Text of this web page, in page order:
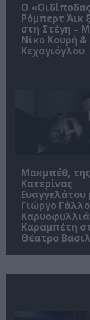
O
Ρόμπερτ Άικ
στη Στέγη –
Νίκο Κουρή
Κεχαγιόγλου
Μακμπέθ, της
Κατερίνας
Ευαγγελάτου
Γιώργο
Καρυοφυλλιά
Καραμπέτη
Θέατρο